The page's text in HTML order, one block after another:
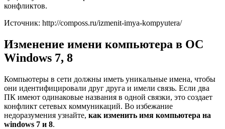
конфликтов.
Источник: http://composs.ru/izmenit-imya-kompyutera/
Изменение имени компьютера в ОС
Windows 7, 8
Компьютеры в сети должны иметь уникальные имена, чтобы
они идентифицировали друг друга и имели связь. Если два
ПК имеют одинаковые названия в одной связки, это создает
конфликт сетевых коммуникаций. Во избежание
недоразумения узнайте, как изменить имя компьютера на
windows 7 и 8.